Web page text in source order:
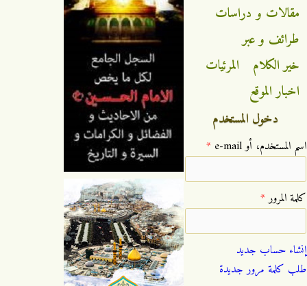
مقالات و دراسات
طرائف و عبر
خير الكلام
المرئيات
اخبار الموقع
دخول المستخدم
‏اسم المستخدم، أو e-mail ‏ *
‏كلمة المرور ‏*
إنشاء حساب جديد
طلب كلمة مرور جديدة